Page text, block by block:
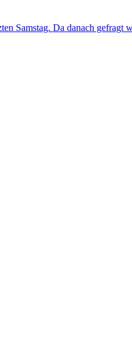
Samstag. Da danach gefragt